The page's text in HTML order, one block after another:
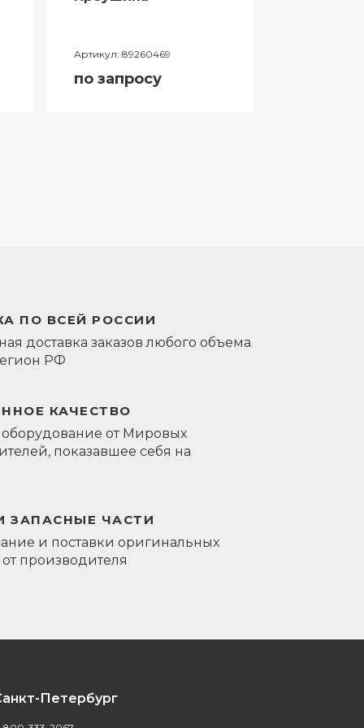
Артикул: 89260469
по запросу
ПО ВСЕЙ РОССИИ
доставка заказов любого объема
РФ
КАЧЕСТВО
оборудование от Мировых
показавшее себя на
ЗАПАСНЫЕ ЧАСТИ
и поставки оригинальных
от производителя
Петербург